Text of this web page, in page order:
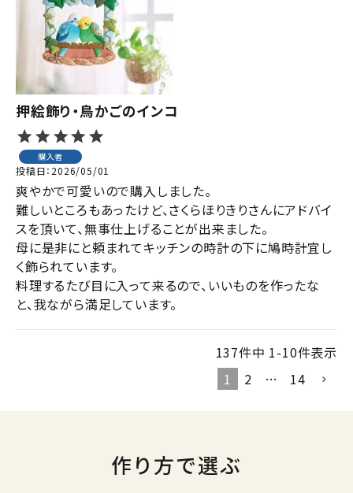
押絵飾り・鳥かごのインコ
購入者
投稿日 2026/05/01
爽やかで可愛いので購入しました。
難しいところもあったけど、さくらほりきりさんにアドバイ
スを頂いて、無事仕上げることが出来ました。
母に是非にと頼まれてキッチンの時計の下に鳩時計宜し
く飾られています。
料理するたび目に入って来るので、いいものを作ったな
と、我ながら満足しています。
137件中 1-10件表示
1
2 … 14
作り方で選ぶ